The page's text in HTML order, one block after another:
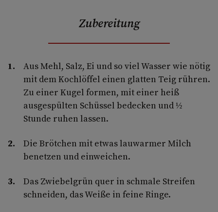
Zubereitung
Aus Mehl, Salz, Ei und so viel Wasser wie nötig
mit dem Kochlöffel einen glatten Teig rühren.
Zu einer Kugel formen, mit einer heiß
ausgespülten Schüssel bedecken und ½
Stunde ruhen lassen.
Die Brötchen mit etwas lauwarmer Milch
benetzen und einweichen.
Das Zwiebelgrün quer in schmale Streifen
schneiden, das Weiße in feine Ringe.